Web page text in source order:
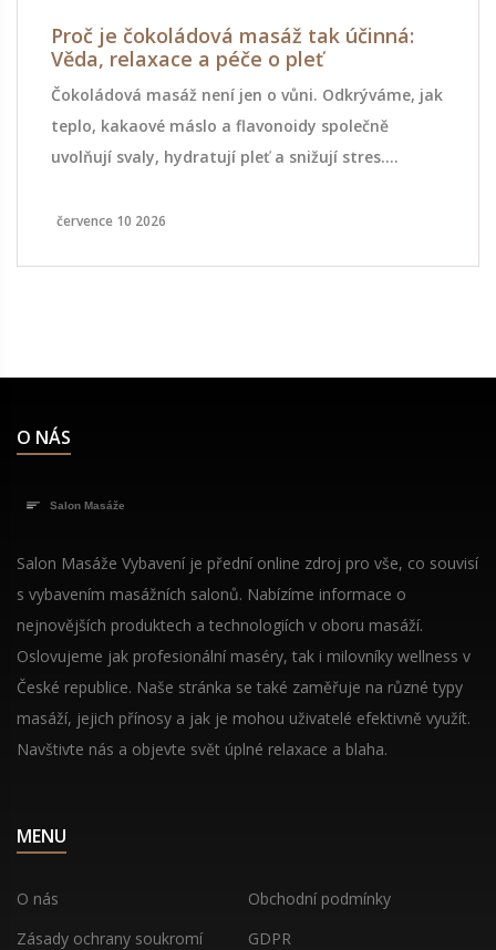
Proč je čokoládová masáž tak účinná:
Věda, relaxace a péče o pleť
Čokoládová masáž není jen o vůni. Odkrýváme, jak
teplo, kakaové máslo a flavonoidy společně
uvolňují svaly, hydratují pleť a snižují stres.
července 10 2026
O NÁS
Salon Masáže Vybavení je přední online zdroj pro vše, co souvisí
s vybavením masážních salonů. Nabízíme informace o
nejnovějších produktech a technologiích v oboru masáží.
Oslovujeme jak profesionální maséry, tak i milovníky wellness v
České republice. Naše stránka se také zaměřuje na různé typy
masáží, jejich přínosy a jak je mohou uživatelé efektivně využít.
Navštivte nás a objevte svět úplné relaxace a blaha.
MENU
O nás
Obchodní podmínky
Zásady ochrany soukromí
GDPR